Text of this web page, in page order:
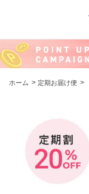
ホーム > 定期お届け便 >